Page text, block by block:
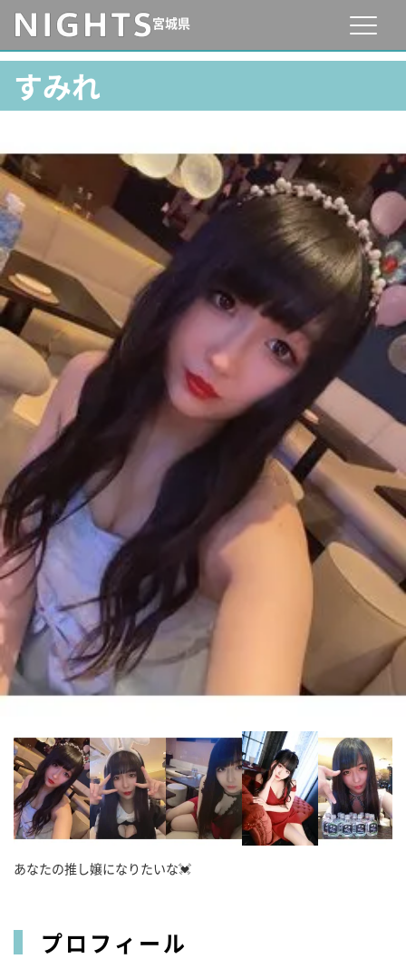
宮城県
すみれ
あなたの推し嬢になりたいな💓
プロフィール